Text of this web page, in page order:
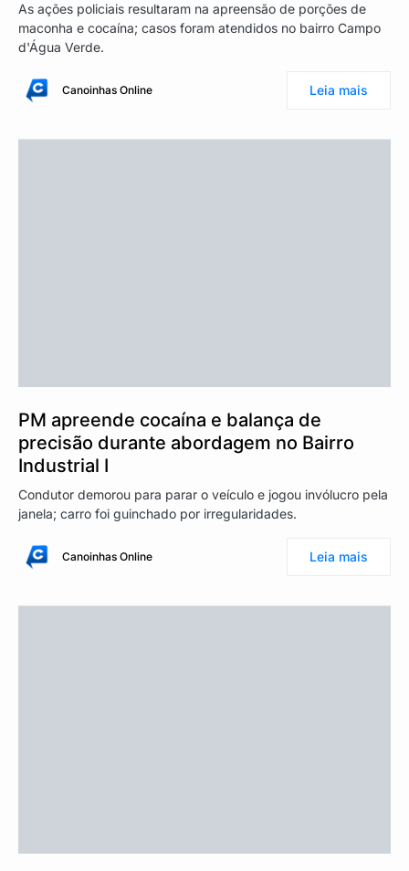
As ações policiais resultaram na apreensão de porções de
maconha e cocaína; casos foram atendidos no bairro Campo
d'Água Verde.
Canoinhas Online Leia mais
PM apreende cocaína e balança de
precisão durante abordagem no Bairro
Industrial I
Condutor demorou para parar o veículo e jogou invólucro pela
janela; carro foi guinchado por irregularidades.
Canoinhas Online Leia mais